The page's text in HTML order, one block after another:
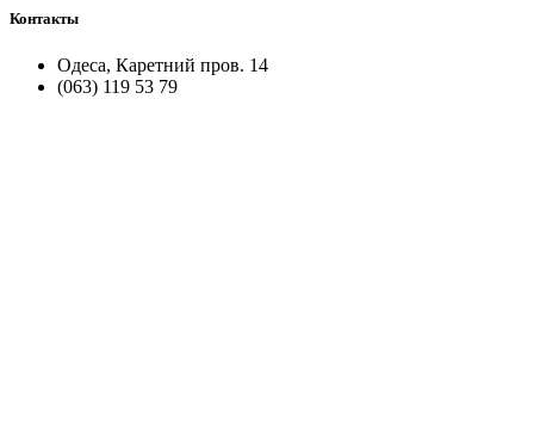
Контакты
Одеса, Каретний пров. 14
(063) 119 53 79